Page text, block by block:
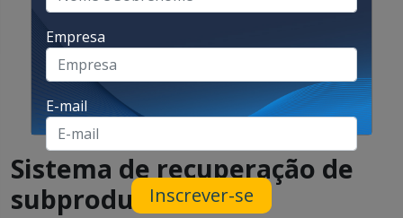
Sistema de recuperação de
subprodutos
Empresa
E-mail
Inscrever-se